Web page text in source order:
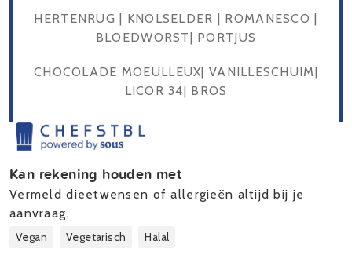
HERTENRUG | KNOLSELDER | ROMANESCO |
BLOEDWORST| PORTJUS
CHOCOLADE MOEULLEUX| VANILLESCHUIM|
LICOR 34| BROS
Kan rekening houden met
Vermeld dieetwensen of allergieën altijd bij je
aanvraag.
Vegan Vegetarisch Halal